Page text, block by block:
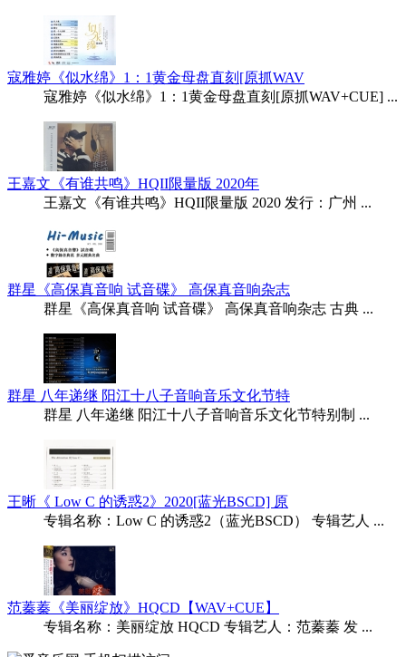
寇雅婷《似水绵》1：1黄金母盘直刻[原抓WAV
寇雅婷《似水绵》1：1黄金母盘直刻[原抓WAV+CUE] ...
王嘉文《有谁共鸣》HQII限量版 2020年
王嘉文《有谁共鸣》HQII限量版 2020 发行：广州 ...
群星《高保真音响 试音碟》 高保真音响杂志
群星《高保真音响 试音碟》 高保真音响杂志 古典 ...
群星 八年递继 阳江十八子音响音乐文化节特
群星 八年递继 阳江十八子音响音乐文化节特别制 ...
王晰《 Low C 的诱惑2》2020[蓝光BSCD] 原
专辑名称：Low C 的诱惑2（蓝光BSCD） 专辑艺人 ...
范蓁蓁《美丽绽放》HQCD【WAV+CUE】
专辑名称：美丽绽放 HQCD 专辑艺人：范蓁蓁 发 ...